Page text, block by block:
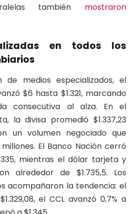
también mostraron
en todos los
de medios especializados, el
$6 hasta $1.321, marcando
consecutiva al alza. En el
la divisa promedió $1.337,23
un volumen negociado que
El Banco Nación cerró
mientras el dólar tarjeta y
alrededor de $1.735,5. Los
acompañaron la tendencia: el
el CCL avanzó 0,7% a